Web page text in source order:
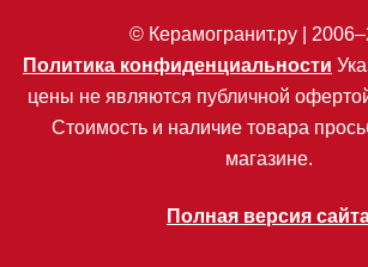
© Керамогранит.ру | 2006
Политика конфиденциальности
цены не являются публичной
Стоимость и наличие товара
магазине.
Полная версия